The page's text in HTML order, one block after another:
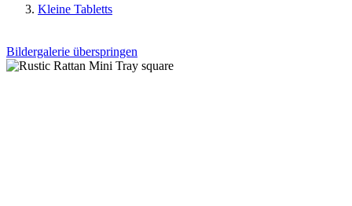
Kleine Tabletts
Bildergalerie überspringen